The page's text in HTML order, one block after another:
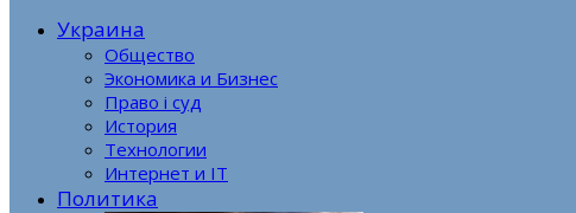
Украина
Общество
Экономика и Бизнес
Право і суд
История
Технологии
Интернет и IT
Политика